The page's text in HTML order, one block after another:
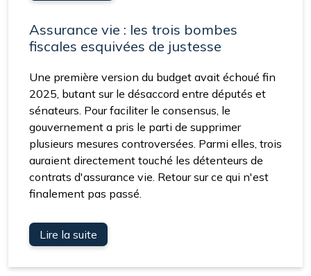
Assurance vie : les trois bombes
fiscales esquivées de justesse
Une première version du budget avait échoué fin
2025, butant sur le désaccord entre députés et
sénateurs. Pour faciliter le consensus, le
gouvernement a pris le parti de supprimer
plusieurs mesures controversées. Parmi elles, trois
auraient directement touché les détenteurs de
contrats d'assurance vie. Retour sur ce qui n'est
finalement pas passé.
Lire la suite